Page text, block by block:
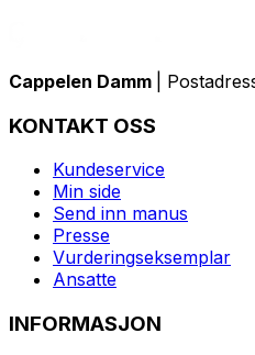
Cappelen Damm |
KONTAKT OSS
Kundeservice
Min side
Send inn manus
Presse
Vurderingseksemplar
Ansatte
INFORMASJON